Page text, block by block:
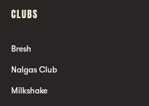
CLUBS
Bresh
Nalgas Club
Milkshake